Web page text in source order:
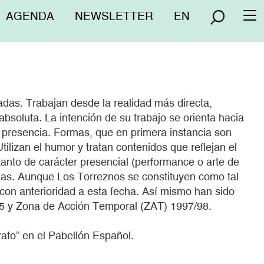
Menú
AGENDA NEWSLETTER EN
Trabajan desde la realidad más directa,
La intención de su trabajo se orienta hacia
Formas, que en primera instancia son
el humor y tratan contenidos que reflejan el
de carácter presencial (performance o arte de
Aunque Los Torreznos se constituyen como tal
anterioridad a esta fecha. Así mismo han sido
y Zona de Acción Temporal (ZAT) 1997/98.
en el Pabellón Español.